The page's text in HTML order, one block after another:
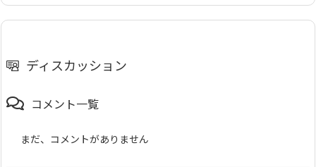
ディスカッション
コメント一覧
まだ、コメントがありません